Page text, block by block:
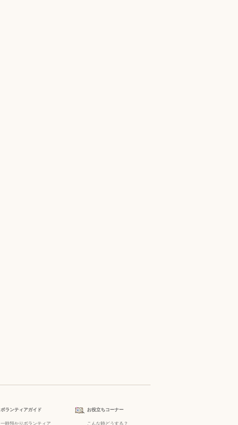
ボランティアガイド
一時預かりボランティア
お役立ちコーナー
こんな時どうする？